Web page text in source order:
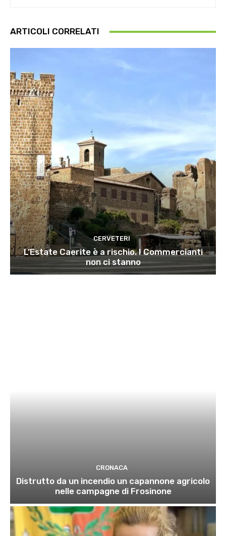
ARTICOLI CORRELATI
CERVETERI
L’Estate Caerite è a rischio. I Commercianti
non ci stanno
CRONACA
Distrutto da un incendio un capannone agricolo
nelle campagne di Frosinone